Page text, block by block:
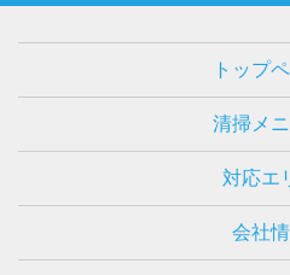
トップ
清掃メ
対応エ
会社